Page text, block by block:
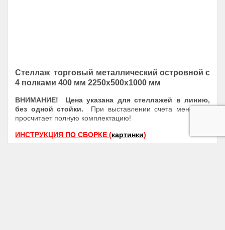
Стеллаж торговый металлический островной с
4 полками 400 мм 2250х500х1000 мм
ВНИМАНИЕ! Цена указана для стеллажей в линию,
без одной стойки. При выставлении счета менеджер
просчитает полную комплектацию!
ИНСТРУКЦИЯ ПО СБОРКЕ (картинки)